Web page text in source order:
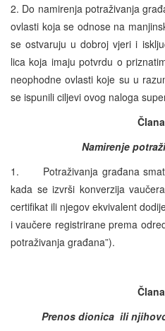
2. Do namirenja potraživanja
ovlasti koja se odnose na
se ostvaruju u dobroj vjeri i
lica koja imaju potvrdu o
neophodne ovlasti koje su u
se ispunili ciljevi ovog naloga
Namirenje
1. Potraživanja građana
kada se izvrši konverzija
certifikat ili njegov ekvivalent
i vaučere registrirane prema
potraživanja građana”).
Prenos dionica ili